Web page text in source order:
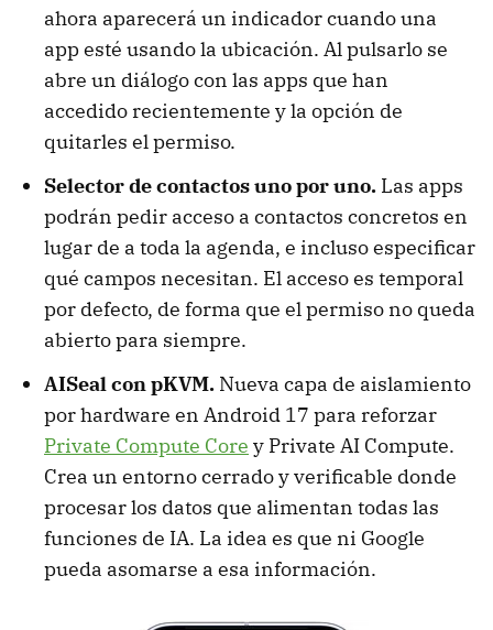
ahora aparecerá un indicador cuando una
app esté usando la ubicación. Al pulsarlo se
abre un diálogo con las apps que han
accedido recientemente y la opción de
quitarles el permiso.
Selector de contactos uno por uno. Las apps
podrán pedir acceso a contactos concretos en
lugar de a toda la agenda, e incluso especificar
qué campos necesitan. El acceso es temporal
por defecto, de forma que el permiso no queda
abierto para siempre.
AISeal con pKVM. Nueva capa de aislamiento
por hardware en Android 17 para reforzar
Private Compute Core y Private AI Compute.
Crea un entorno cerrado y verificable donde
procesar los datos que alimentan todas las
funciones de IA. La idea es que ni Google
pueda asomarse a esa información.